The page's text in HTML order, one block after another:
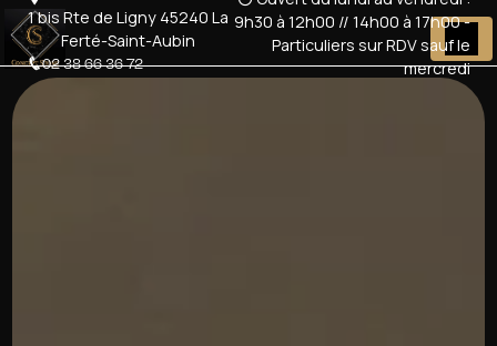
1 bis Rte de Ligny 45240 La
Ferté-Saint-Aubin
02 38 66 36 72
9h30 à 12h00 // 14h00 à 17h00 -
Particuliers sur RDV sauf le
mercredi
Panneau de gestion des cookies